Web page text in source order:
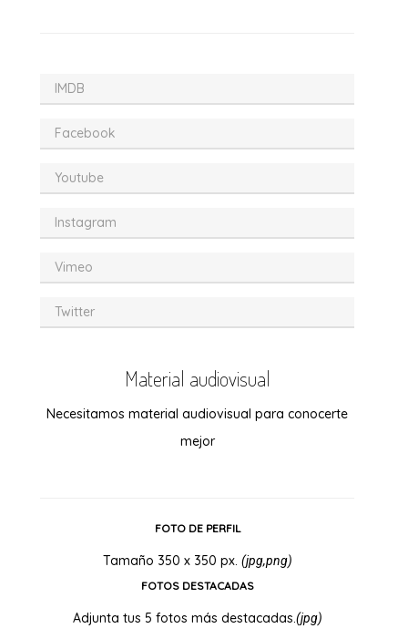
Material audiovisual
Necesitamos material audiovisual para conocerte
mejor
FOTO DE PERFIL
Tamaño 350 x 350 px. (jpg,png)
FOTOS DESTACADAS
Adjunta tus 5 fotos más destacadas.(jpg)